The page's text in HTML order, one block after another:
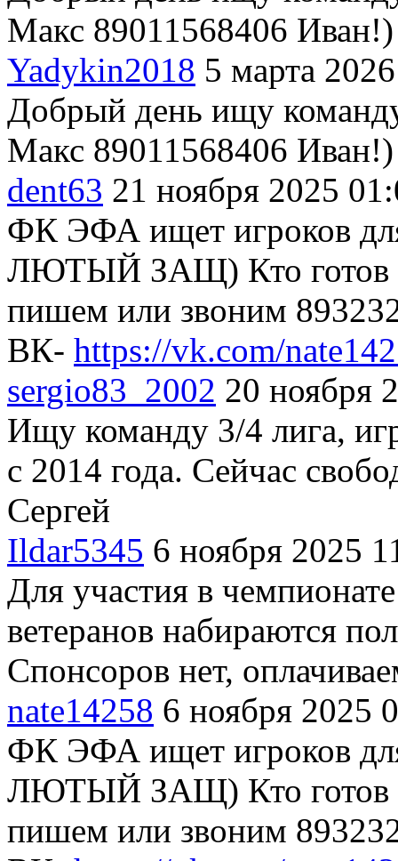
Макс 89011568406 Иван!)
Yadykin2018 5 марта
Добрый день ищу
Макс 89011568406 Иван!)
dent63 21 ноября 2025
ФК ЭФА ищет игроков
ЛЮТЫЙ ЗАЩ) Кто готов
пишем или звоним
ВК- https://vk.com/
sergio83_2002 20 ноября
Ищу команду 3/4 лига,
с 2014 года. Сейчас
Сергей
Ildar5345 6 ноября 2025
Для участия в
ветеранов набираются
Спонсоров нет,
nate14258 6 ноября 2025
ФК ЭФА ищет игроков
ЛЮТЫЙ ЗАЩ) Кто готов
пишем или звоним